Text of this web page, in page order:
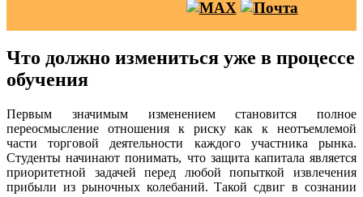
Что должно измениться уже в процессе
обучения
Первым значимым изменением становится полное
переосмысление отношения к риску как к неотъемлемой
части торговой деятельности каждого участника рынка.
Студенты начинают понимать, что защита капитала является
приоритетной задачей перед любой попыткой извлечения
прибыли из рыночных колебаний. Такой сдвиг в сознании